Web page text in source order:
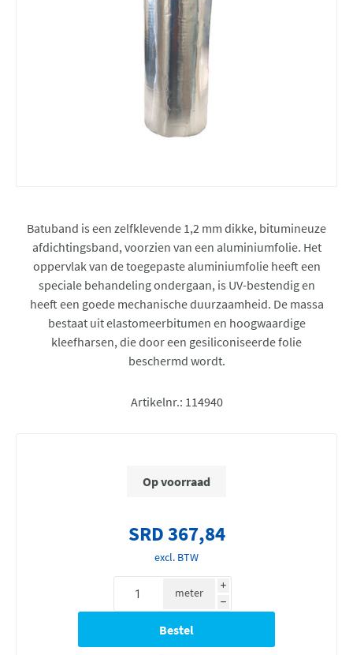
Batuband is een zelfklevende 1,2 mm dikke, bitumineuze
afdichtingsband, voorzien van een aluminiumfolie. Het
oppervlak van de toegepaste aluminiumfolie heeft een
speciale behandeling ondergaan, is UV-bestendig en
heeft een goede mechanische duurzaamheid. De massa
bestaat uit elastomeerbitumen en hoogwaardige
kleefharsen, die door een gesiliconiseerde folie
beschermd wordt.
Artikelnr.: 114940
Op voorraad
SRD 367,84
excl. BTW
i
h
meter